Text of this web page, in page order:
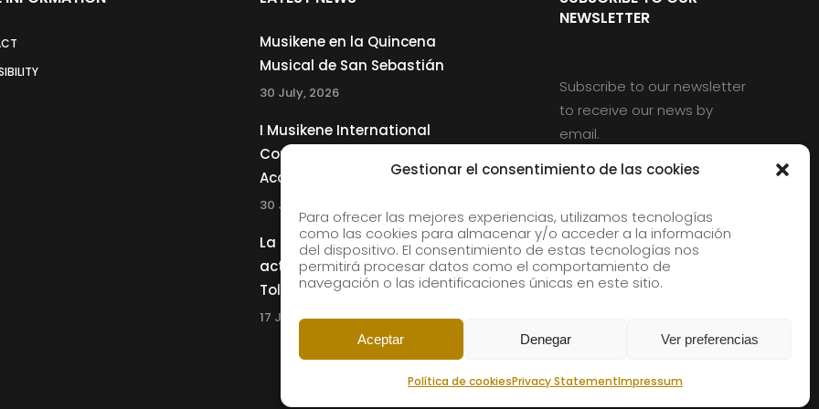
Gestionar el consentimiento de las cookies
Para ofrecer las mejores experiencias, utilizamos tecnologías
como las cookies para almacenar y/o acceder a la información
del dispositivo. El consentimiento de estas tecnologías nos
permitirá procesar datos como el comportamiento de
navegación o las identificaciones únicas en este sitio.
Aceptar Denegar Ver preferencias
Política de cookiesPrivacy StatementImpressum
Musikene en la Quincena
Musical de San Sebastián
30 July, 2026
I Musikene International
Competition for Young
Accordionists
30 July, 2026
La Musikene Big Band
actuará junto a Charles
Tolliver en el 61 Jazzaldia
17 July, 2026
NEWSLETTER
Subscribe to our newsletter
to receive our news by
email.